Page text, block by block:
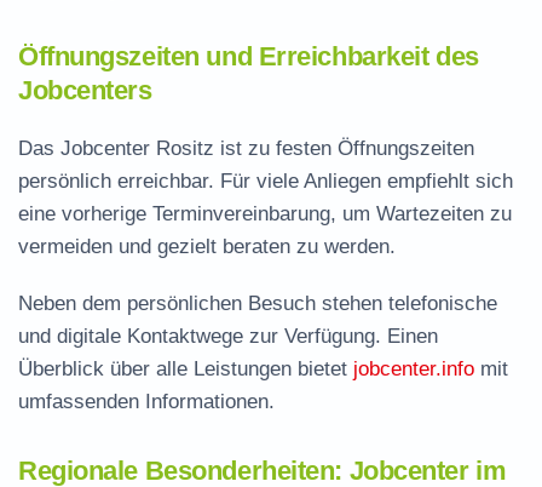
Öffnungszeiten und Erreichbarkeit des
Jobcenters
Das Jobcenter Rositz ist zu festen Öffnungszeiten
persönlich erreichbar. Für viele Anliegen empfiehlt sich
eine vorherige Terminvereinbarung, um Wartezeiten zu
vermeiden und gezielt beraten zu werden.
Neben dem persönlichen Besuch stehen telefonische
und digitale Kontaktwege zur Verfügung. Einen
Überblick über alle Leistungen bietet jobcenter.info mit
umfassenden Informationen.
Regionale Besonderheiten: Jobcenter im